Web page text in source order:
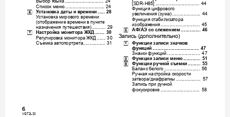
Выбор языка ................................ 24
[SDR- H85] .................................... 44
Список меню 24 Функция цифрового
[6] Установка даты и времени 28 увеличения (зума) ....................... 44
Установка мирового времени
Функция стабилизатора
(отображение времени в пункте
изображения 45
назначения путешествия)........... 29 [5] АФ/AЭ со слежением 46
[7] Настройка монитора ЖКД ........ 30
Регулировка монитора ЖКД 30 Запись (дополнительно)
Съемка автопортрета...... 31 [1] Функции записи значков
функций 47
Значки функций 4 7
[2] Функции записи меню 51
[3] Функции ручной съемки 55
Баланс белого ............................. 56
Ручная настройка скорости
затвора/диафрагмы .................... 57
Запись при ручной
фокусировке 58
6
VQT2L 33